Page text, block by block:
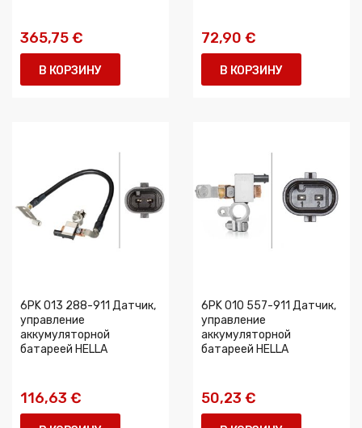
365,75 €
В КОРЗИНУ
72,90 €
В КОРЗИНУ
6PK 013 288-911 Датчик,
управление
аккумуляторной
батареей HELLA
116,63 €
6PK 010 557-911 Датчик,
управление
аккумуляторной
батареей HELLA
50,23 €